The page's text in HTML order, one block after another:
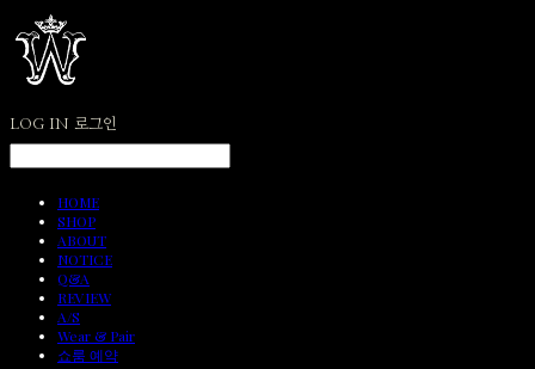
LOG IN 로그인
HOME
SHOP
ABOUT
NOTICE
Q&A
REVIEW
A/S
Wear & Pair
쇼룸 예약